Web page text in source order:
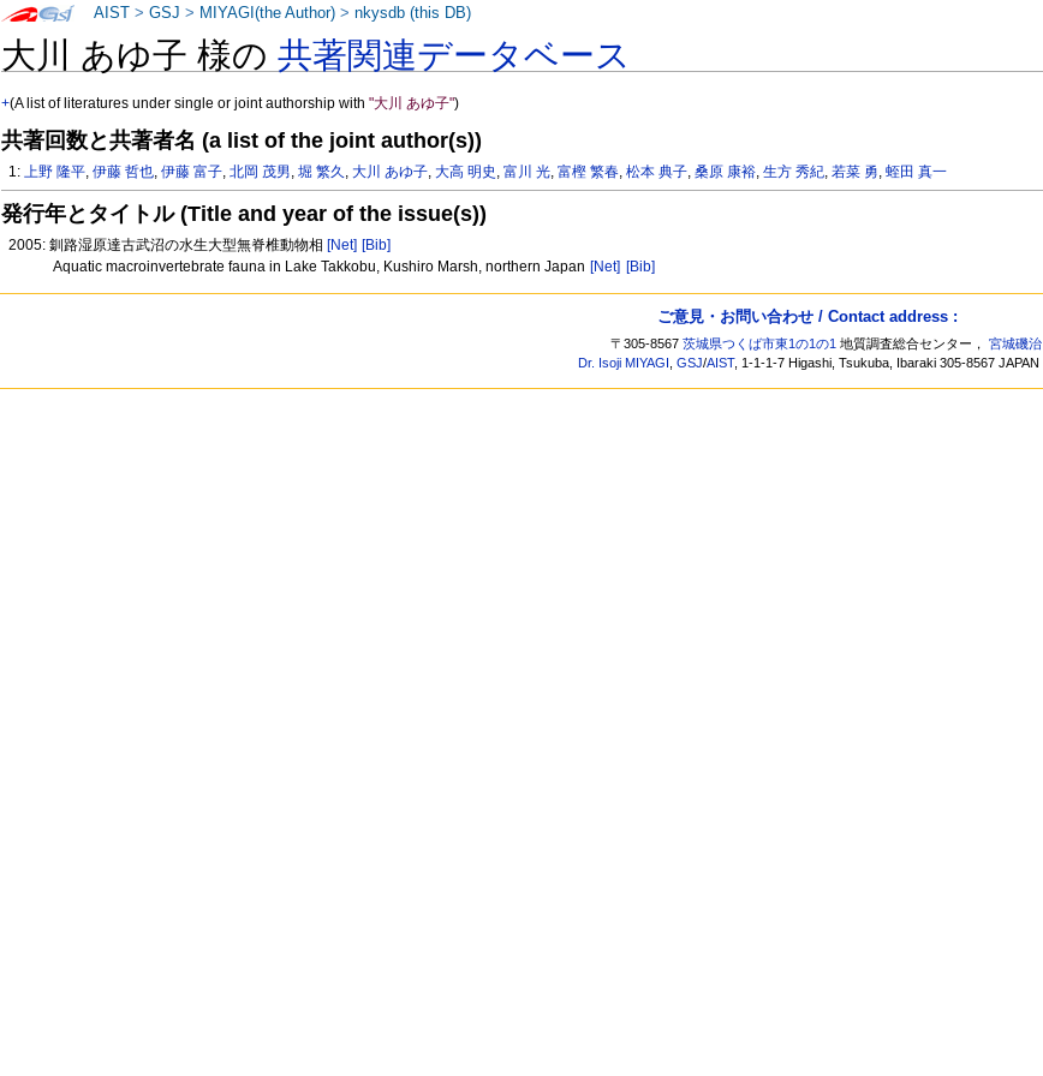
大川 あゆ子 様の共著関連データベース
+(A list of literatures under single or joint authorship with"大川 あゆ子")
共著回数と共著者名 (a list of the joint author(s))
1:上野 隆平,伊藤 哲也,伊藤 富子,北岡 茂男,堀 繁久 ,大川 あゆ子,大高 明史 ,富川 光,富樫 繁春,松本 典子,桑原 康裕,生方 秀紀,若菜 勇,蛭田 真一
発行年とタイトル (Title and year of the issue(s))
2005: 釧路湿原達古武沼の水生大型無脊椎動物相 [Net] [Bib]
Aquatic macroinvertebrate fauna in Lake Takkobu, Kushiro Marsh, northern Japan [Net] [Bib]
AIST >GSJ > MIYAGI(the Author) >nkysdb (this DB)
ご意見・お問い合わせ / Contact address :
〒305-8567茨城県つくば市東1の1の1 地質調査総合センター，宮城磯治
Dr. Isoji MIYAGI ,GSJ/AIST, 1-1-1-7 Higashi, Tsukuba, Ibaraki 305-8567 JAPAN